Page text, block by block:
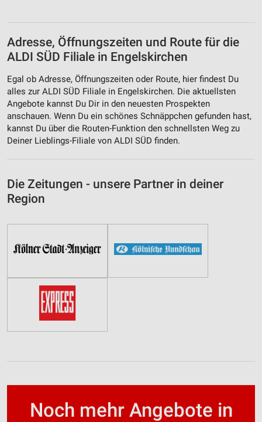
Adresse, Öffnungszeiten und Route für die
ALDI SÜD Filiale in Engelskirchen
Egal ob Adresse, Öffnungszeiten oder Route, hier findest Du
alles zur ALDI SÜD Filiale in Engelskirchen. Die aktuellsten
Angebote kannst Du Dir in den neuesten Prospekten
anschauen. Wenn Du ein schönes Schnäppchen gefunden hast,
kannst Du über die Routen-Funktion den schnellsten Weg zu
Deiner Lieblings-Filiale von ALDI SÜD finden.
Die Zeitungen - unsere Partner in deiner
Region
Noch mehr Angebote in